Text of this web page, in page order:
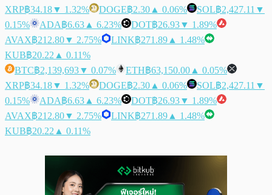
XRP฿34.18▼ 1.32% DOGE฿2.30 ▲ 0.06% SOL฿2,427.11 ▼
0.15%
ADA฿6.63 ▲ 6.23% DOT฿26.93▼ 1.89%
AVAX฿212.80▼ 2.75% LINK฿271.89 ▲ 1.48%
KUB฿20.22 ▲ 0.11%
BTC฿2,139,693▼ 0.07% ETH฿63,150.00 ▲ 0.05%
XRP฿34.18▼ 1.32% DOGE฿2.30 ▲ 0.06% SOL฿2,427.11 ▼
0.15%
ADA฿6.63 ▲ 6.23% DOT฿26.93▼ 1.89%
AVAX฿212.80▼ 2.75% LINK฿271.89 ▲ 1.48%
KUB฿20.22 ▲ 0.11%